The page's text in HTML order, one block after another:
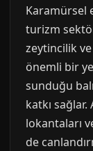
Karamürsel
turizm
zeytincilik
önemli bir
sunduğu
katkı sağlar.
lokantaları
de